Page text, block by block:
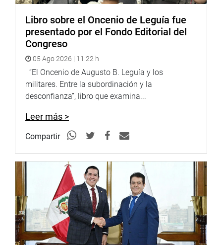
Limachi enfatizó que en el debate de la Ley de
Presupuesto no se abordó públicamente esta reducción y
manifestó su rechazo a cualquier recorte que perjudique a
Tacna. “Nuestra región no merece esta reducción. Estoy
exigiendo una explicación objetiva al MEF y medidas
correctivas inmediatas”, concluyó.
DESPACHO CONGRESAL
Libro sobre el Oncenio de Leguía fue
presentado por el Fondo Editorial del
Congreso
05 Ago 2026 | 11:22 h
“El Oncenio de Augusto B. Leguía y los
militares. Entre la subordinación y la
desconfianza”, libro que examina...
Leer más >
Compartir